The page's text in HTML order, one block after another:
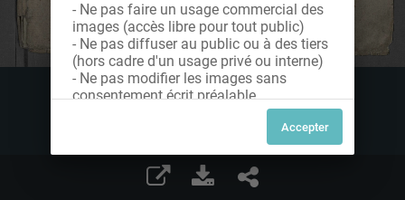
- Ne pas faire un usage commercial des
images (accès libre pour tout public)
- Ne pas diffuser au public ou à des tiers
(hors cadre d'un usage privé ou interne)
- Ne pas modifier les images sans
consentement écrit préalable
Dans le cas contraire, nous vous invitons
à nous contacter afin de solliciter le type
de Licence souhaitée parmi celles
proposées et le cas échéant, acquitter